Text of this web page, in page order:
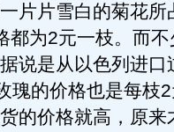
片片雪白的菊花所
都为2元一枝。而
说是从以色列进口
瑰的价格也是每枝
的价格就高，原来